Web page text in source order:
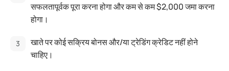
सफलतापूर्वक पूरा करना होगा और कम से कम $2,000 जमा करना
होगा।
खाते पर कोई सक्रिय बोनस और/या ट्रेडिंग क्रेडिट नहीं होने
चाहिए।